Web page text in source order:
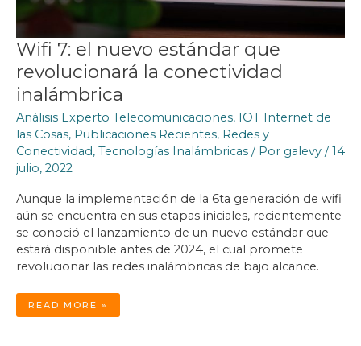
Wifi 7: el nuevo estándar que
revolucionará la conectividad
inalámbrica
Análisis Experto Telecomunicaciones, IOT Internet de
las Cosas, Publicaciones Recientes, Redes y
Conectividad, Tecnologías Inalámbricas / Por galevy /14
julio, 2022
Aunque la implementación de la 6ta generación de wifi
aún se encuentra en sus etapas iniciales, recientemente
se conoció el lanzamiento de un nuevo estándar que
estará disponible antes de 2024, el cual promete
revolucionar las redes inalámbricas de bajo alcance.
WIFI
EL
READ MORE »